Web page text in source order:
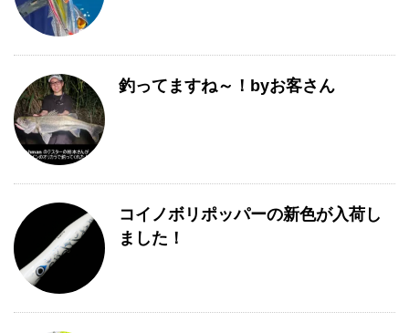
釣ってますね～！byお客さん
コイノボリポッパーの新色が入荷し
ました！